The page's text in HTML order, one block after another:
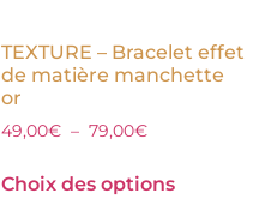
TEXTURE – Bracelet effet
de matière manchette
or
49,00€ – 79,00€
Choix des options